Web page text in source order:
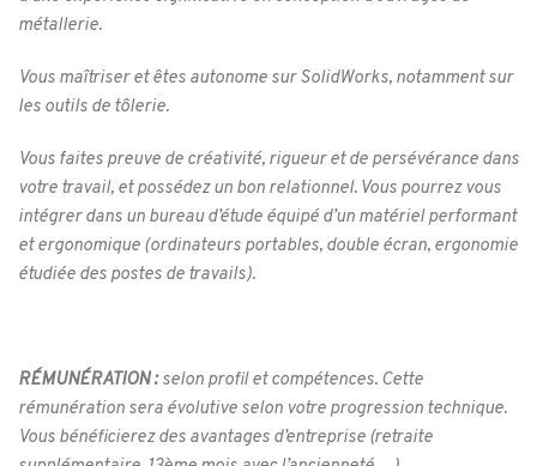
métallerie.
Vous maîtriser et êtes autonome sur SolidWorks, notamment sur
les outils de tôlerie.
Vous faites preuve de créativité, rigueur et de persévérance dans
votre travail, et possédez un bon relationnel. Vous pourrez vous
intégrer dans un bureau d’étude équipé d’un matériel performant
et ergonomique (ordinateurs portables, double écran, ergonomie
étudiée des postes de travails).
RÉMUNÉRATION : selon profil et compétences. Cette
rémunération sera évolutive selon votre progression technique.
Vous bénéficierez des avantages d’entreprise (retraite